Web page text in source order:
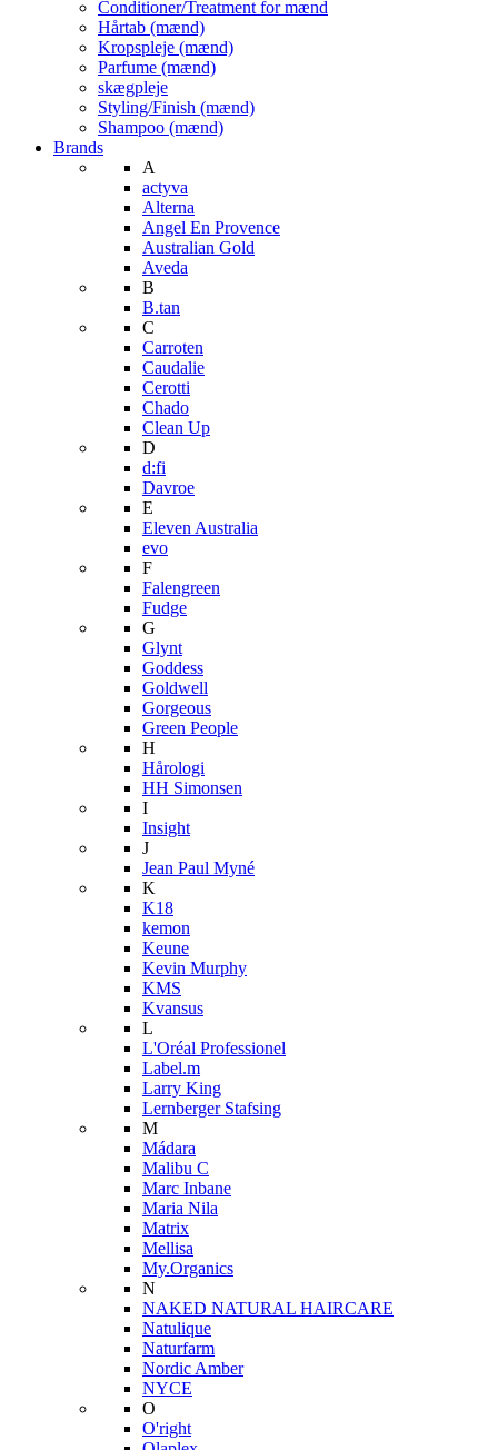
Conditioner/Treatment for mænd
Hårtab (mænd)
Kropspleje (mænd)
Parfume (mænd)
skægpleje
Styling/Finish (mænd)
Shampoo (mænd)
Brands
A
actyva
Alterna
Angel En Provence
Australian Gold
Aveda
B
B.tan
C
Carroten
Caudalie
Cerotti
Chado
Clean Up
D
d:fi
Davroe
E
Eleven Australia
evo
F
Falengreen
Fudge
G
Glynt
Goddess
Goldwell
Gorgeous
Green People
H
Hårologi
HH Simonsen
I
Insight
J
Jean Paul Myné
K
K18
kemon
Keune
Kevin Murphy
KMS
Kvansus
L
L'Oréal Professionel
Label.m
Larry King
Lernberger Stafsing
M
Mádara
Malibu C
Marc Inbane
Maria Nila
Matrix
Mellisa
My.Organics
N
NAKED NATURAL HAIRCARE
Natulique
Naturfarm
Nordic Amber
NYCE
O
O'right